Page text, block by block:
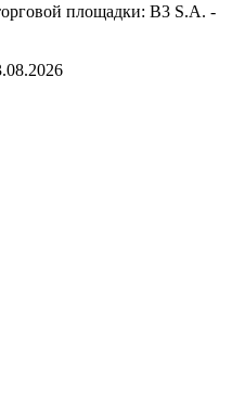
площадки: B3 S.A. -